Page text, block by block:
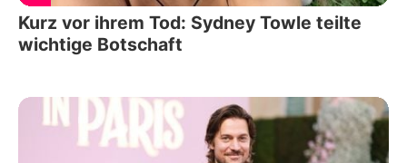
Kurz vor ihrem Tod: Sydney Towle teilte
wichtige Botschaft